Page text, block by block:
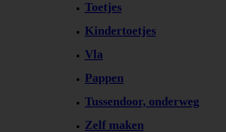
Toetjes
Kindertoetjes
Vla
Pappen
Tussendoor, onderweg
Zelf maken